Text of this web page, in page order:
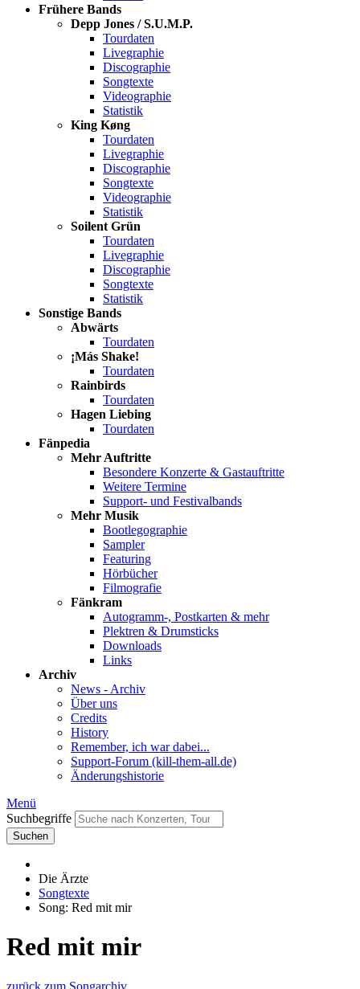
Frühere Bands
Depp Jones / S.U.M.P.
Tourdaten
Livegraphie
Discographie
Songtexte
Videographie
Statistik
King Køng
Tourdaten
Livegraphie
Discographie
Songtexte
Videographie
Statistik
Soilent Grün
Tourdaten
Livegraphie
Discographie
Songtexte
Statistik
Sonstige Bands
Abwärts
Tourdaten
¡Más Shake!
Tourdaten
Rainbirds
Tourdaten
Hagen Liebing
Tourdaten
Fänpedia
Mehr Auftritte
Besondere Konzerte & Gastauftritte
Weitere Termine
Support- und Festivalbands
Mehr Musik
Bootlegographie
Sampler
Featuring
Hörbücher
Filmografie
Fänkram
Autogramm-, Postkarten & mehr
Plektren & Drumsticks
Downloads
Links
Archiv
News - Archiv
Über uns
Credits
History
Remember, ich war dabei...
Support-Forum (kill-them-all.de)
Änderungshistorie
Menü
Suchbegriffe
Suchen
Die Ärzte
Songtexte
Song: Red mit mir
Red mit mir
zurück zum Songarchiv